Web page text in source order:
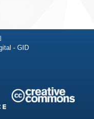
- GID